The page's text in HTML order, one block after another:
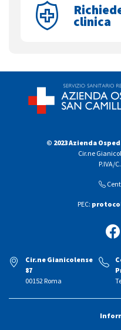
clinica
© 2023 Azienda
Cir.ne
P.IVA/
PEC:
Cir.ne Gianicolense
87
00152 Roma